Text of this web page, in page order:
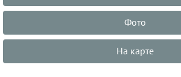
Фото
На карте